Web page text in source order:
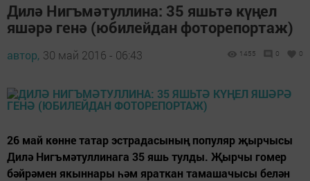
Дилә Нигъмәтуллина: 35 яшьтә күңел
яшәрә генә (юбилейдан фоторепортаж)
автор, 30 май 2016 - 06:43 1455 0 0
26 май көнне татар эстрадасының популяр җырчысы
Дилә Нигъмәтуллинага 35 яшь тулды. Җырчы гомер
бәйрәмен якыннары һәм яраткан тамашачысы белән